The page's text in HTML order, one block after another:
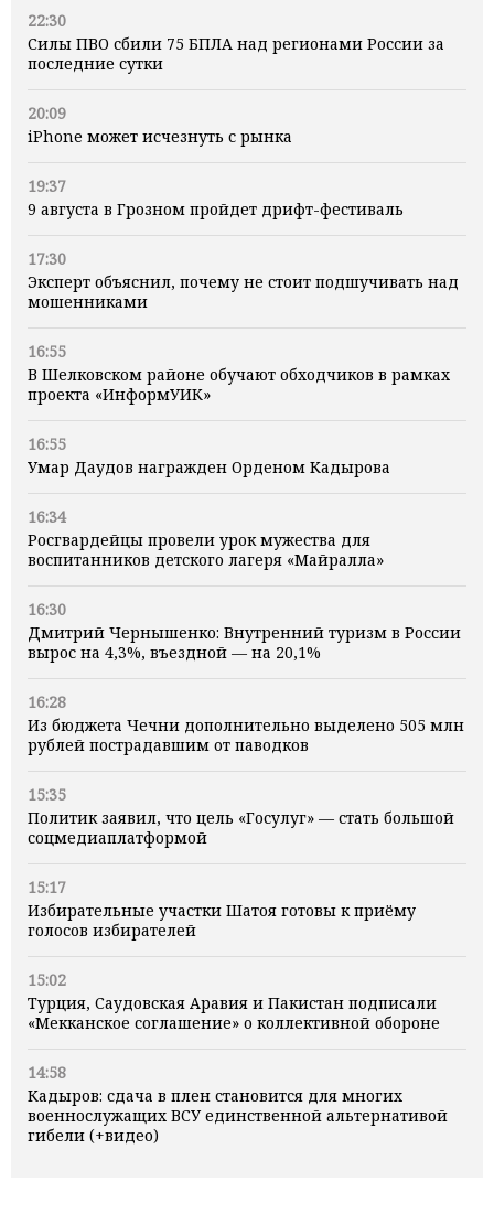
22:30
Силы ПВО сбили 75 БПЛА над регионами России за
последние сутки
20:09
iPhone может исчезнуть с рынка
19:37
9 августа в Грозном пройдет дрифт-фестиваль
17:30
Эксперт объяснил, почему не стоит подшучивать над
мошенниками
16:55
В Шелковском районе обучают обходчиков в рамках
проекта «ИнформУИК»
16:55
Умар Даудов награжден Орденом Кадырова
16:34
Росгвардейцы провели урок мужества для
воспитанников детского лагеря «Майралла»
16:30
Дмитрий Чернышенко: Внутренний туризм в России
вырос на 4,3%, въездной — на 20,1%
16:28
Из бюджета Чечни дополнительно выделено 505 млн
рублей пострадавшим от паводков
15:35
Политик заявил, что цель «Госулуг» — стать большой
соцмедиаплатформой
15:17
Избирательные участки Шатоя готовы к приёму
голосов избирателей
15:02
Турция, Саудовская Аравия и Пакистан подписали
«Мекканское соглашение» о коллективной обороне
14:58
Кадыров: сдача в плен становится для многих
военнослужащих ВСУ единственной альтернативой
гибели (+видео)